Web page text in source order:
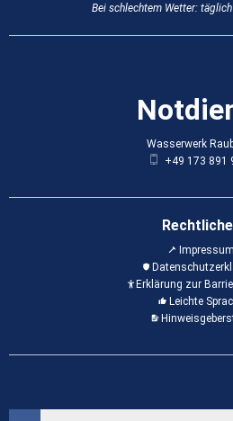
Bei schlechtem Wetter:
Wasserwerk
+49 173 891
Impressum
Erklärung zur
Leichte